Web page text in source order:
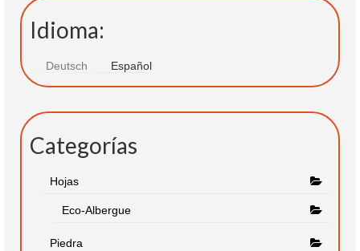
Idioma:
Deutsch Español
Categorías
Hojas
Eco-Albergue
Piedra